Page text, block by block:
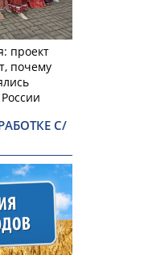
проект
почему
С/